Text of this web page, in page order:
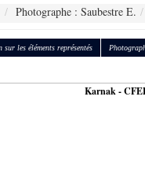
Photographe : Saubestre E.
sur les éléments représentés